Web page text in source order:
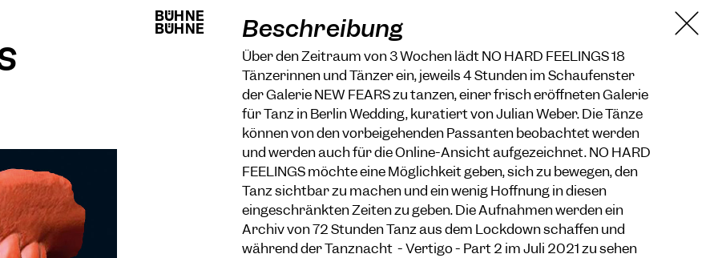
BÜHNE
BÜHNE
BÜHNE
BÜHNE Beschreibung
Über den Zeitraum von 3 Wochen lädt NO HARD FEELINGS 18
Tänzerinnen und Tänzer ein, jeweils 4 Stunden im Schaufenster
der Galerie NEW FEARS zu tanzen, einer frisch eröffneten Galerie
für Tanz in Berlin Wedding, kuratiert von Julian Weber. Die Tänze
können von den vorbeigehenden Passanten beobachtet werden
und werden auch für die Online-Ansicht aufgezeichnet. NO HARD
FEELINGS möchte eine Möglichkeit geben, sich zu bewegen, den
Tanz sichtbar zu machen und ein wenig Hoffnung in diesen
eingeschränkten Zeiten zu geben. Die Aufnahmen werden ein
Archiv von 72 Stunden Tanz aus dem Lockdown schaffen und
während der Tanznacht - Vertigo - Part 2 im Juli 2021 zu sehen